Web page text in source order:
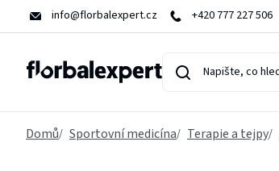
Přejít
na
+420 777 227 506
info@florbalexpert.cz
Domů Sportovní medicína Terapie a tejpy